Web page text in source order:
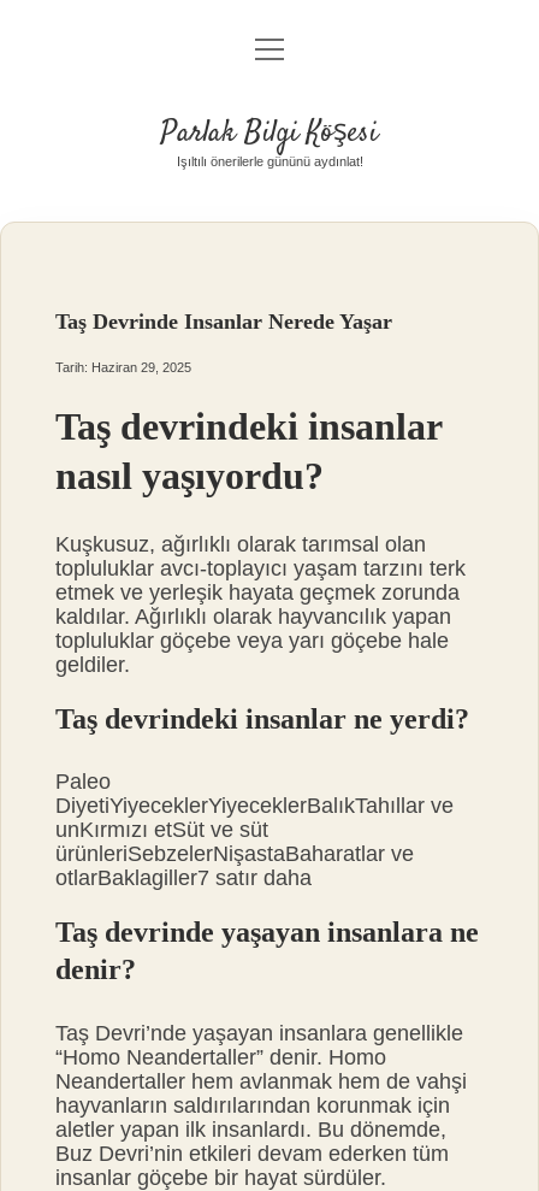
Anasayfa
Yasal Uyarı
menüyü
aç
Parlak Bilgi Köşesi
Işıltılı önerilerle gününü aydınlat!
Taş Devrinde Insanlar Nerede Yaşar
Tarih: Haziran 29, 2025
Taş devrindeki insanlar
nasıl yaşıyordu?
Kuşkusuz, ağırlıklı olarak tarımsal olan
topluluklar avcı-toplayıcı yaşam tarzını terk
etmek ve yerleşik hayata geçmek zorunda
kaldılar. Ağırlıklı olarak hayvancılık yapan
topluluklar göçebe veya yarı göçebe hale
geldiler.
Taş devrindeki insanlar ne yerdi?
Paleo
DiyetiYiyeceklerYiyeceklerBalıkTahıllar ve
unKırmızı etSüt ve süt
ürünleriSebzelerNişastaBaharatlar ve
otlarBaklagiller7 satır daha
Taş devrinde yaşayan insanlara ne
denir?
Taş Devri’nde yaşayan insanlara genellikle
“Homo Neandertaller” denir. Homo
Neandertaller hem avlanmak hem de vahşi
hayvanların saldırılarından korunmak için
aletler yapan ilk insanlardı. Bu dönemde,
Buz Devri’nin etkileri devam ederken tüm
insanlar göçebe bir hayat sürdüler.